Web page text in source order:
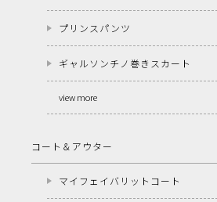
プリンスパンツ
ギャルソンチノ巻きスカート
view more
コート＆アウター
マイフェイバリットコート